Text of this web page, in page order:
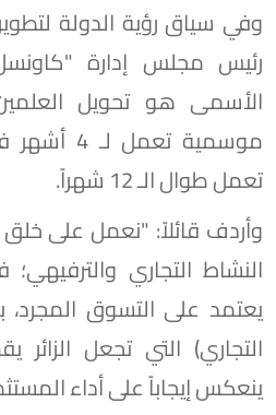
وفي سياق رؤية الدولة
رئيس مجلس إدارة
الأسمى هو تحويل
موسمية
تعمل طوال الـ 12 شهراً.
وأردف قائلاً: "نعمل على خلق
النشاط التجاري
يعتمد على التسوق المجرد،
التجاري) التي تجعل
ينعكس إيجاباً على أداء